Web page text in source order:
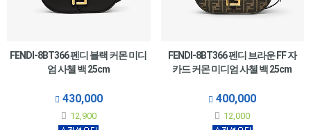
FENDI-8BT366 펜디 블랙 커몬 미디
엄 사첼 백 25cm
430,000
12,900
FENDI-8BT366 펜디 브라운 FF 자
카드 커몬 미디엄 사첼 백 25cm
400,000
12,000